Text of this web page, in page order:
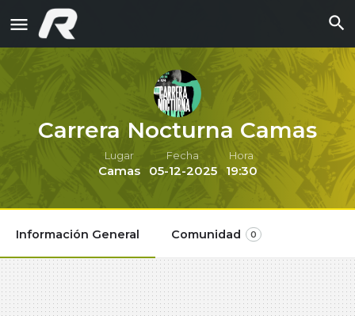
Carrera Nocturna Camas
Lugar
Camas
Fecha
05-12-2025
Hora
19:30
Información General Comunidad 0